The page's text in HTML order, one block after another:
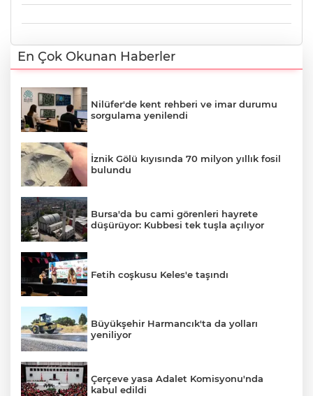
En Çok Okunan Haberler
Nilüfer'de kent rehberi ve imar durumu
sorgulama yenilendi
İznik Gölü kıyısında 70 milyon yıllık fosil
bulundu
Bursa'da bu cami görenleri hayrete
düşürüyor: Kubbesi tek tuşla açılıyor
Fetih coşkusu Keles'e taşındı
Büyükşehir Harmancık'ta da yolları
yeniliyor
Çerçeve yasa Adalet Komisyonu'nda
kabul edildi